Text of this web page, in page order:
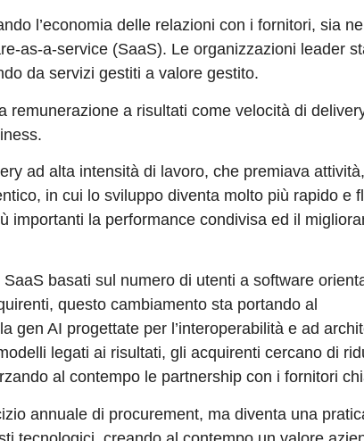
l’economia delle relazioni con i fornitori, sia
as-a-service (SaaS). Le organizzazioni leader
da servizi gestiti a valore gestito.
a risultati come velocità di
ad alta intensità di lavoro, che premiava
in cui lo sviluppo diventa molto più rapido e
importanti la performance condivisa ed il
basati sul numero di utenti a software
questo cambiamento sta portando al
gen AI progettate per l’interoperabilità e ad
legati ai risultati, gli acquirenti cercano di
al contempo le partnership con i fornitori
annuale di procurement, ma diventa una